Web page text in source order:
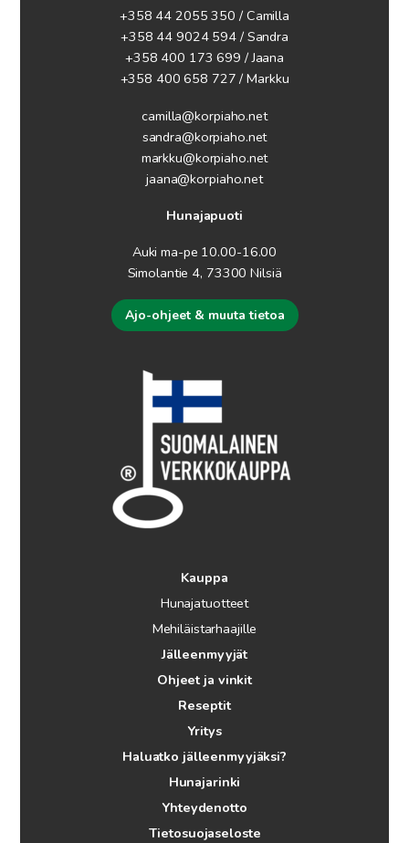
+358 44 2055 350 / Camilla
+358 44 9024 594 / Sandra
+358 400 173 699 / Jaana
+358 400 658 727 / Markku
camilla@korpiaho.net
sandra@korpiaho.net
markku@korpiaho.net
jaana@korpiaho.net
Hunajapuoti
Auki ma-pe 10.00-16.00
Simolantie 4, 73300 Nilsiä
Ajo-ohjeet & muuta tietoa
Kauppa
Hunajatuotteet
Mehiläistarhaajille
Jälleenmyyjät
Ohjeet ja vinkit
Reseptit
Yritys
Haluatko jälleenmyyjäksi?
Hunajarinki
Yhteydenotto
Tietosuojaseloste